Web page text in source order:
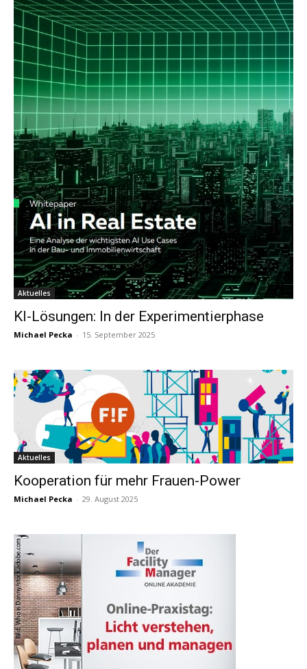
Aktuelles
KI-Lösungen: In der Experimentierphase
Michael Pecka - 15. September 2025
Aktuelles
Kooperation für mehr Frauen-Power
Michael Pecka - 29. August 2025